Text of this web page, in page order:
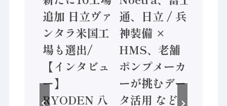
追加 日立ヴァ
ンタラ米国工
場も選出/
【インタビュ
RYODEN 八
通、日立 / 兵
神装備 ×
HMS、老舗
ポンプメーカ
ーが挑むデー
タ活用 など
ソニーセミ
ン AIビジョ
ンセンサで
業 / IDEC、
安全に動か
セーフティ